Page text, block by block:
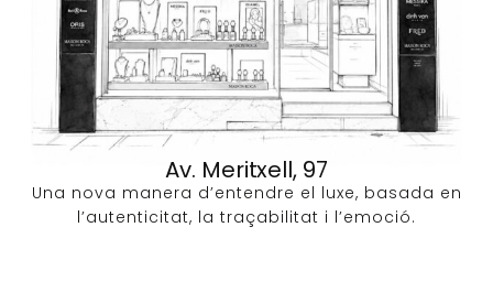
Av. Meritxell, 97
Una nova manera d’entendre el luxe, basada en
l’autenticitat, la traçabilitat i l’emoció.